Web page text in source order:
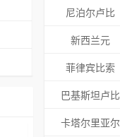
尼泊尔卢比
新西兰元
菲律宾比索
巴基斯坦卢比
卡塔尔里亚尔